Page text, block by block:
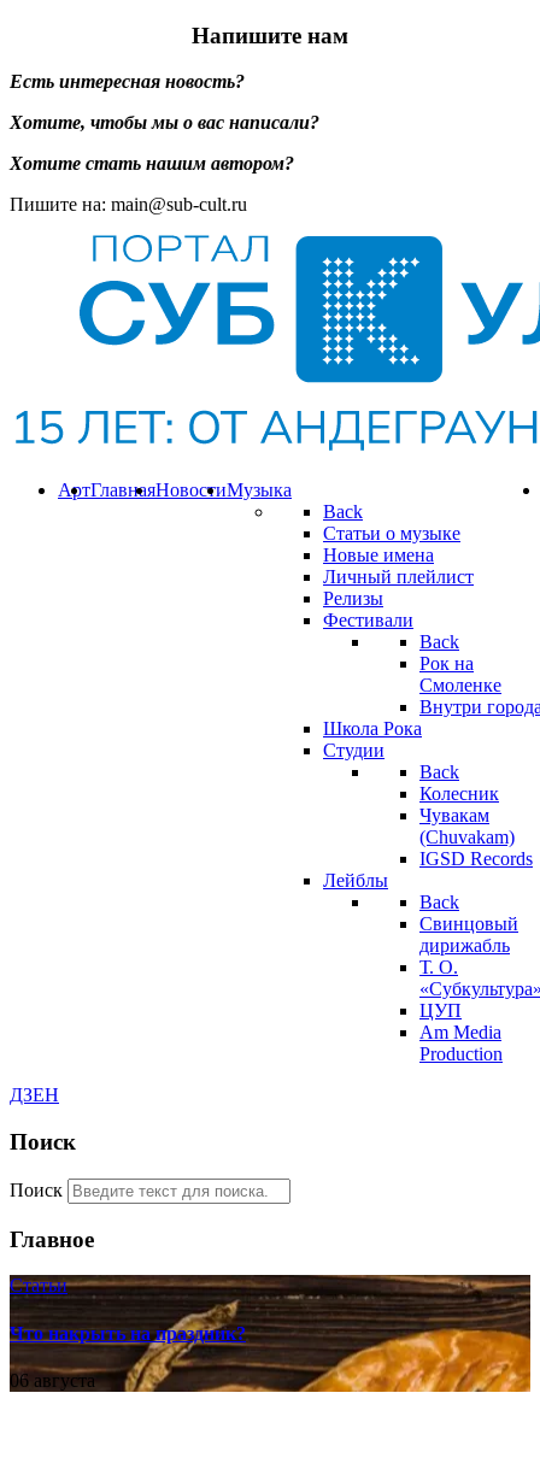
Напишите нам
Есть интересная новость?
Хотите, чтобы мы о вас написали?
Хотите стать нашим автором?
Пишите на: main@sub-cult.ru
Музыка
Back
Статьи о музыке
Новые имена
Личный плейлист
Релизы
Фестивали
Back
Рок на
Смоленке
Внутри
Школа Рока
Студии
Back
Колесник
Чувакам
(Chuvakam)
IGSD Records
Лейблы
Back
Свинцовый
дирижабль
Т. О.
ЦУП
Am Media
Production
Новости
Главная
Арт
ДЗЕН
Поиск
Поиск
Главное
Статьи
Что накрыть на праздник?
06 августа